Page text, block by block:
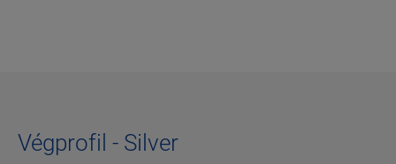
Végprofil - Silver